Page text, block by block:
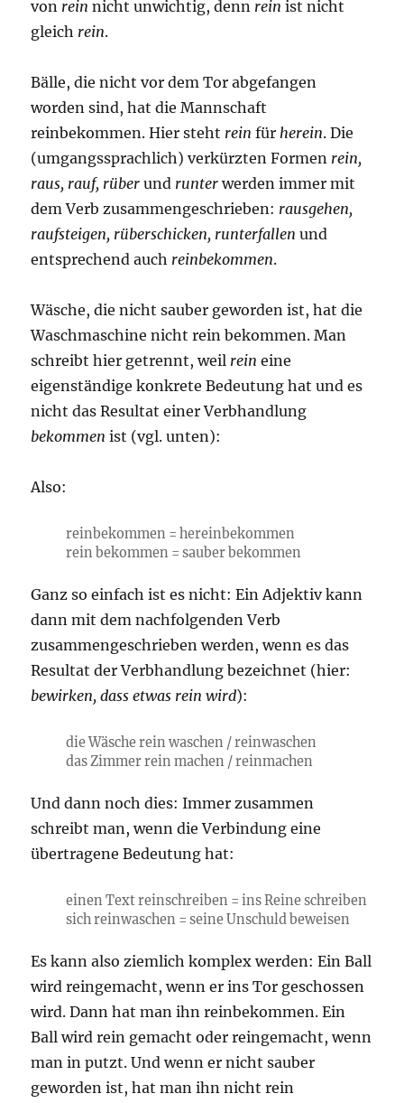
von rein nicht unwichtig, denn rein ist nicht
gleich rein.
Bälle, die nicht vor dem Tor abgefangen
worden sind, hat die Mannschaft
reinbekommen. Hier steht rein für herein. Die
(umgangssprachlich) verkürzten Formen rein,
raus, rauf, rüber und runter werden immer mit
dem Verb zusammengeschrieben: rausgehen,
raufsteigen, rüberschicken, runterfallen und
entsprechend auch reinbekommen.
Wäsche, die nicht sauber geworden ist, hat die
Waschmaschine nicht rein bekommen. Man
schreibt hier getrennt, weil rein eine
eigenständige konkrete Bedeutung hat und es
nicht das Resultat einer Verbhandlung
bekommen ist (vgl. unten):
Also:
reinbekommen = hereinbekommen
rein bekommen = sauber bekommen
Ganz so einfach ist es nicht: Ein Adjektiv kann
dann mit dem nachfolgenden Verb
zusammengeschrieben werden, wenn es das
Resultat der Verbhandlung bezeichnet (hier:
bewirken, dass etwas rein wird):
die Wäsche rein waschen / reinwaschen
das Zimmer rein machen / reinmachen
Und dann noch dies: Immer zusammen
schreibt man, wenn die Verbindung eine
übertragene Bedeutung hat:
einen Text reinschreiben = ins Reine schreiben
sich reinwaschen = seine Unschuld beweisen
Es kann also ziemlich komplex werden: Ein Ball
wird reingemacht, wenn er ins Tor geschossen
wird. Dann hat man ihn reinbekommen. Ein
Ball wird rein gemacht oder reingemacht, wenn
man in putzt. Und wenn er nicht sauber
geworden ist, hat man ihn nicht rein